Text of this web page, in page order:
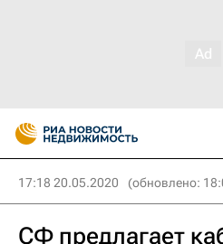
17:18 20.05.2020 (обновлено:
СФ предлагает